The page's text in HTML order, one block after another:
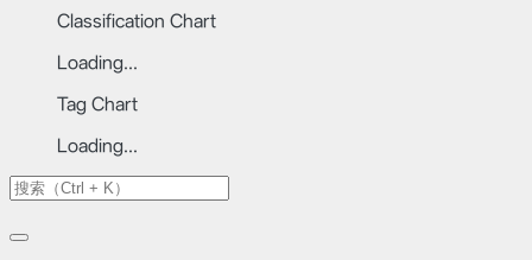
Classification Chart
Loading...
Tag Chart
Loading...